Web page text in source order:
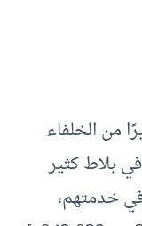
من الخلفاء
بلاط كثير
خدمتهم،